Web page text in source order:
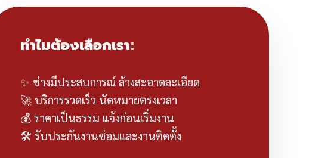
ทำไมต้องเลือกเรา:
✨ ช่างมีประสบการณ์ ล้างสะอาดละเอียด
🚀 บริการรวดเร็ว นัดหมายตรงเวลา
💰 ราคาเป็นธรรม แจ้งก่อนเริ่มงาน
🛠️ รับประกันงานซ่อมและงานติดตั้ง